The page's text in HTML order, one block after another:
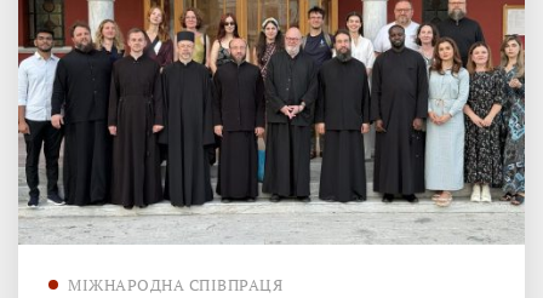
МІЖНАРОДНА СПІВПРАЦЯ